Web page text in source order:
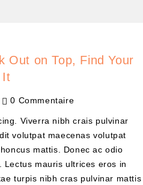
Out on Top, Find Your
It
0 Commentaire
Viverra nibh crais pulvinar
volutpat maecenas volutpat
mattis. Donec ac odio
mauris ultrices eros in
turpis nibh cras pulvinar mattis